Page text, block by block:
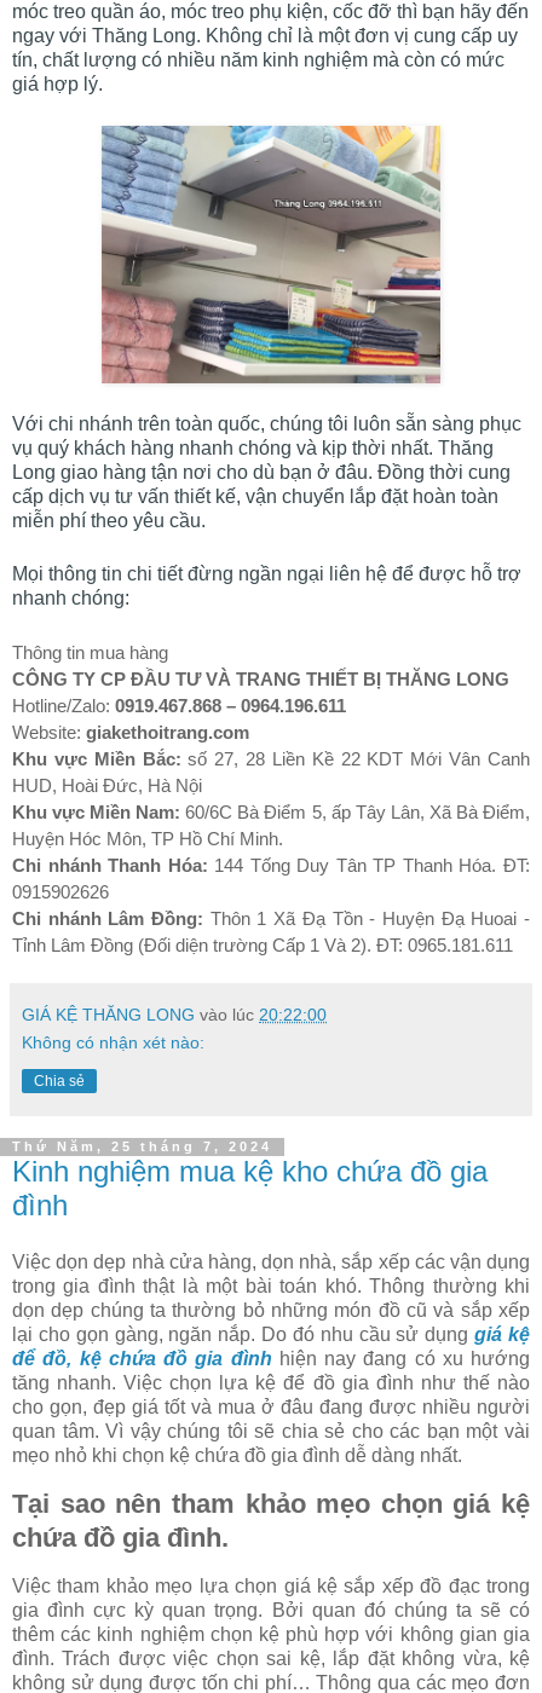
móc treo quần áo, móc treo phụ kiện, cốc đỡ thì bạn hãy đến
ngay với Thăng Long. Không chỉ là một đơn vị cung cấp uy
tín, chất lượng có nhiều năm kinh nghiệm mà còn có mức
giá hợp lý.
Với chi nhánh trên toàn quốc, chúng tôi luôn sẵn sàng phục
vụ quý khách hàng nhanh chóng và kịp thời nhất. Thăng
Long giao hàng tận nơi cho dù bạn ở đâu. Đồng thời cung
cấp dịch vụ tư vấn thiết kế, vận chuyển lắp đặt hoàn toàn
miễn phí theo yêu cầu.
Mọi thông tin chi tiết đừng ngần ngại liên hệ để được hỗ trợ
nhanh chóng:
Thông tin mua hàng
CÔNG TY CP ĐẦU TƯ VÀ TRANG THIẾT BỊ THĂNG LONG
Hotline/Zalo: 0919.467.868 – 0964.196.611
Website: giakethoitrang.com
Khu vực Miền Bắc: số 27, 28 Liền Kề 22 KDT Mới Vân Canh
HUD, Hoài Đức, Hà Nội
Khu vực Miền Nam:60/6C Bà Điểm 5, ấp Tây Lân, Xã Bà Điểm,
Huyện Hóc Môn, TP Hồ Chí Minh.
Chi nhánh Thanh Hóa: 144 Tống Duy Tân TP Thanh Hóa. ĐT:
0915902626
Chi nhánh Lâm Đồng: Thôn 1 Xã Đạ Tồn - Huyện Đạ Huoai -
Tỉnh Lâm Đồng (Đối diện trường Cấp 1 Và 2). ĐT: 0965.181.611
GIÁ KỆ THĂNG LONG vào lúc 20:22:00
Không có nhận xét nào:
Chia sẻ
Thứ Năm, 25 tháng 7, 2024
Kinh nghiệm mua kệ kho chứa đồ gia
đình
Việc dọn dẹp nhà cửa hàng, dọn nhà, sắp xếp các vận dụng
trong gia đình thật là một bài toán khó. Thông thường khi
dọn dẹp chúng ta thường bỏ những món đồ cũ và sắp xếp
lại cho gọn gàng, ngăn nắp. Do đó nhu cầu sử dụng giá kệ
để đồ, kệ chứa đồ gia đình hiện nay đang có xu hướng
tăng nhanh. Việc chọn lựa kệ để đồ gia đình như thế nào
cho gọn, đẹp giá tốt và mua ở đâu đang được nhiều người
quan tâm. Vì vậy chúng tôi sẽ chia sẻ cho các bạn một vài
mẹo nhỏ khi chọn kệ chứa đồ gia đình dễ dàng nhất.
Tại sao nên tham khảo mẹo chọn giá kệ
chứa đồ gia đình.
Việc tham khảo mẹo lựa chọn giá kệ sắp xếp đồ đạc trong
gia đình cực kỳ quan trọng. Bởi quan đó chúng ta sẽ có
thêm các kinh nghiệm chọn kệ phù hợp với không gian gia
đình. Trách được việc chọn sai kệ, lắp đặt không vừa, kệ
không sử dụng được tốn chi phí… Thông qua các mẹo đơn